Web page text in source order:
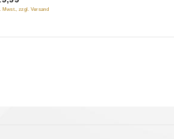
Mwst., zzgl. Versand